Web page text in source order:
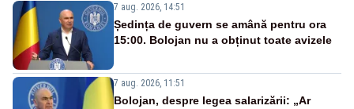
7 aug. 2026, 14:51
Ședința de guvern se amână pentru ora
15:00. Bolojan nu a obținut toate avizele
7 aug. 2026, 11:51
Bolojan, despre legea salarizării: „Ar